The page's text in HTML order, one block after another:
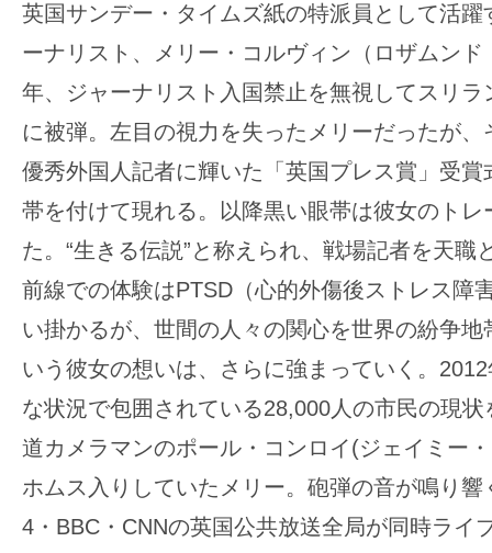
英国サンデー・タイムズ紙の特派員として活躍
ーナリスト、メリー・コルヴィン（ロザムンド
年、ジャーナリスト入国禁止を無視してスリラ
に被弾。左目の視力を失ったメリーだったが
優秀外国人記者に輝いた「英国プレス賞」受賞
帯を付けて現れる。以降黒い眼帯は彼女のトレ
た。“生きる伝説”と称えられ、戦場記者を天職
前線での体験はPTSD（心的外傷後ストレス障
い掛かるが、世間の人々の関心を世界の紛争
いう彼女の想いは、さらに強まっていく。
な状況で包囲されている28,000人の市民の現
道カメラマンのポール・コンロイ(ジェイミー
ホムス入りしていたメリー。砲弾の音が鳴り響
4・BBC・CNNの英国公共放送全局が同時ライ